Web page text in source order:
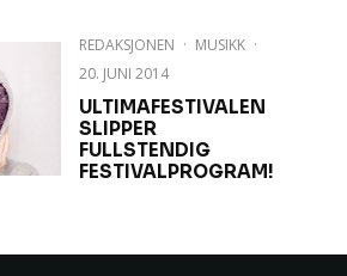
REDAKSJONEN · MUSIKK ·
20. JUNI 2014
ULTIMAFESTIVALEN
SLIPPER
FULLSTENDIG
FESTIVALPROGRAM!